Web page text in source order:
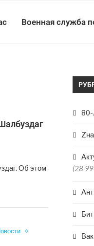
Военная служба
Об этом
80-
(28